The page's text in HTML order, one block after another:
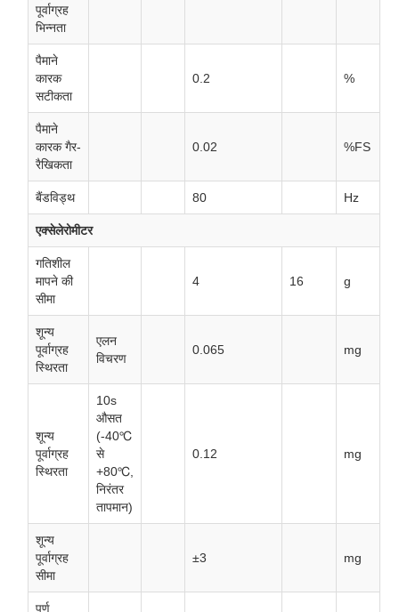
पूर्वाग्रह
भिन्नता
पैमाने
कारक
सटीकता
0.2 %
पैमाने
कारक गैर-
रैखिकता
0.02 %FS
बैंडविड्थ 80 Hz
एक्सेलेरोमीटर
गतिशील
मापने की
सीमा
4 16 g
शून्य
पूर्वाग्रह
स्थिरता
एलन
विचरण
0.065 mg
शून्य
पूर्वाग्रह
स्थिरता
10s
औसत
(-40℃
से
+80℃,
निरंतर
तापमान)
0.12 mg
शून्य
पूर्वाग्रह
सीमा
±3 mg
पूर्ण